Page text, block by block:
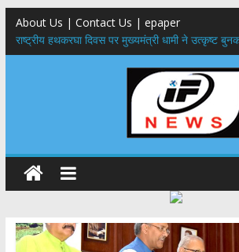
About Us | Contact Us | epaper
राष्ट्रीय हथकरघा दिवस पर मुख्यमंत्री धामी ने उत्कृष्ट
कारीगरों को किया सम्मानित
मुख्यमंत्री ने उत्तराखण्ड क्षत्रिय कल्याण समिति की
मुख्यमंत्री ने हर घर तिरंगा यात्रा कार्यक्रम में किया
प्रदेशवासियों से स्वतंत्रता दिवस पर अपने घरों में तिरंगा
नंदा की चौकी पुल हादसा: PWD के EE, AE और JE
पर सख्त कार्रवाई
मुख्यमंत्री ने 9 लाख 87 हजार17 पेंशन लाभार्थियों को
की पेंशन राशि का किया भुगतान